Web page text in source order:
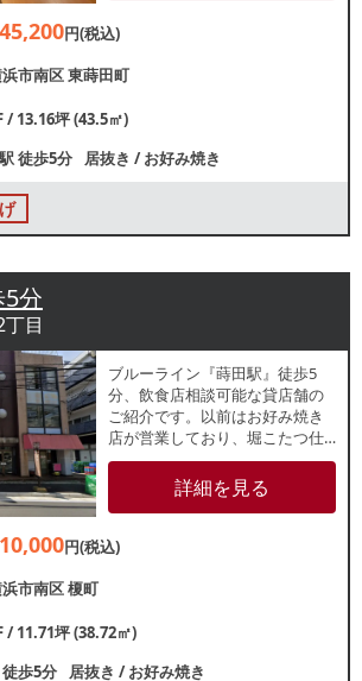
席 【トイレ】有 /洋式 【閉店
年 【営業時間制限】24時ま
演奏 【引渡状態】居抜き 【間
記載の店舗情報は正確性を保証
するものではございません。
円(税込)
市南区東蒔田町
/ 13.16坪 (43.5㎡)
徒歩5分 居抜き /お好み焼き
分
目
ブルーライン『蒔田駅』徒歩5
分、飲食店相談可能な貸店舗の
ご紹介です。以前はお好み焼き
店が営業しており、堀こたつ仕
様の現状でのお引き渡しとなり
ます。諸条件等、お気軽にお問
合せください。
詳細を見る
円(税込)
市南区榎町
/ 11.71坪 (38.72㎡)
徒歩5分 居抜き /お好み焼き